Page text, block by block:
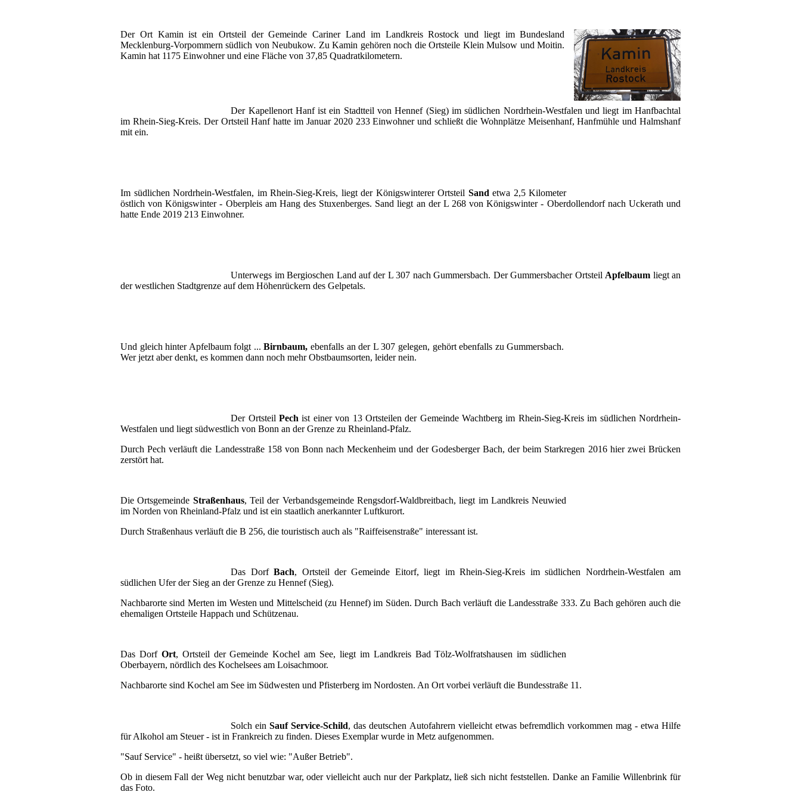
Der Ort Kamin ist ein Ortsteil der Gemeinde Cariner Land im Landkreis Rostock und liegt im Bundesland
Mecklenburg-Vorpommern südlich von Neubukow. Zu Kamin gehören noch die Ortsteile Klein Mulsow und Moitin.
Kamin hat 1175 Einwohner und eine Fläche von 37,85 Quadratkilometern.
Der Kapellenort Hanf ist ein Stadtteil von Hennef (Sieg) im südlichen Nordrhein-Westfalen und liegt im Hanfbachtal
im Rhein-Sieg-Kreis. Der Ortsteil Hanf hatte im Januar 2020 233 Einwohner und schließt die Wohnplätze Meisenhanf, Hanfmühle und Halmshanf
mit ein.
Im südlichen Nordrhein-Westfalen, im Rhein-Sieg-Kreis, liegt der Königswinterer Ortsteil Sand etwa 2,5 Kilometer
östlich von Königswinter - Oberpleis am Hang des Stuxenberges. Sand liegt an der L 268 von Königswinter - Oberdollendorf nach Uckerath und
hatte Ende 2019 213 Einwohner.
Unterwegs im Bergioschen Land auf der L 307 nach Gummersbach. Der Gummersbacher Ortsteil Apfelbaum liegt an
der westlichen Stadtgrenze auf dem Höhenrückern des Gelpetals.
Und gleich hinter Apfelbaum folgt ...Birnbaum, ebenfalls an der L 307 gelegen, gehört ebenfalls zu Gummersbach.
Wer jetzt aber denkt, es kommen dann noch mehr Obstbaumsorten, leider nein.
Der Ortsteil Pech ist einer von 13 Ortsteilen der Gemeinde Wachtberg im Rhein-Sieg-Kreis im südlichen Nordrhein-
Westfalen und liegt südwestlich von Bonn an der Grenze zu Rheinland-Pfalz.
Durch Pech verläuft die Landesstraße 158 von Bonn nach Meckenheim und der Godesberger Bach, der beim Starkregen 2016 hier zwei Brücken
zerstört hat.
Die Ortsgemeinde Straßenhaus, Teil der Verbandsgemeinde Rengsdorf-Waldbreitbach, liegt im Landkreis Neuwied
im Norden von Rheinland-Pfalz und ist ein staatlich anerkannter Luftkurort.
Durch Straßenhaus verläuft die B 256, die touristisch auch als "Raiffeisenstraße" interessant ist.
Das DorfBach, Ortsteil der Gemeinde Eitorf, liegt im Rhein-Sieg-Kreis im südlichen Nordrhein-Westfalen am
südlichen Ufer der Sieg an der Grenze zu Hennef (Sieg).
Nachbarorte sind Merten im Westen und Mittelscheid (zu Hennef) im Süden. Durch Bach verläuft die Landesstraße 333. Zu Bach gehören auch die
ehemaligen Ortsteile Happach und Schützenau.
Das Dorf Ort, Ortsteil der Gemeinde Kochel am See, liegt im Landkreis Bad Tölz-Wolfratshausen im südlichen
Oberbayern, nördlich des Kochelsees am Loisachmoor.
Nachbarorte sind Kochel am See im Südwesten und Pfisterberg im Nordosten. An Ort vorbei verläuft die Bundesstraße 11.
Solch einSauf Service-Schild, das deutschen Autofahrern vielleicht etwas befremdlich vorkommen mag - etwa Hilfe
für Alkohol am Steuer - ist in Frankreich zu finden. Dieses Exemplar wurde in Metz aufgenommen.
"Sauf Service" - heißt übersetzt, so viel wie: "Außer Betrieb".
Ob in diesem Fall der Weg nicht benutzbar war, oder vielleicht auch nur der Parkplatz, ließ sich nicht feststellen. Danke an Familie Willenbrink für
das Foto.